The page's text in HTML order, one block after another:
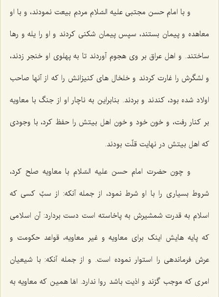
و با امام حسن مجتبى علیه السّلام مردم بیعت نمودند، و با او
معاهده و پیمان بستند، سپس پیمان شکنى کردند و او را یله و رها
ساختند. و اهل عراق بر وى هجوم آوردند تا به پهلوى او خنجر زدند،
و لشگرش را غارت کردند و خلخال هاى کنیزانش را که از آنها صاحب
اولاد شده بود، کندند و بردند. بنابراین به ناچار او از جنگ با معاویه
بر کنار رفت، و خون خود و خون اهل بیتش را حفظ کرد، با وجودى
که اهل بیتش در نهایت قلّت بودند.
و چون حضرت امام حسن علیه السّلام با معاویه صلح کرد،
شروط بسیارى را با او شرط نمود، از جمله آنکه: از سبِّ کسى که
اسلام به قدرت شمشیرش به پاخاسته است دست بردارد: آن اسلامى
که پایه هایش اینک براى معاویه و غیر معاویه، قواعد حکومت و
عرش فرماندهى را استوار نموده است. و از جمله آنکه: با شیعیان
امرى که موجب گزند و اذیت باشد روا ندارد. امَّا همین که معاویه به